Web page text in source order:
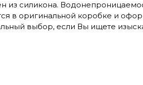
из силикона.
в оригинальной коробке и
выбор, если Вы ищете